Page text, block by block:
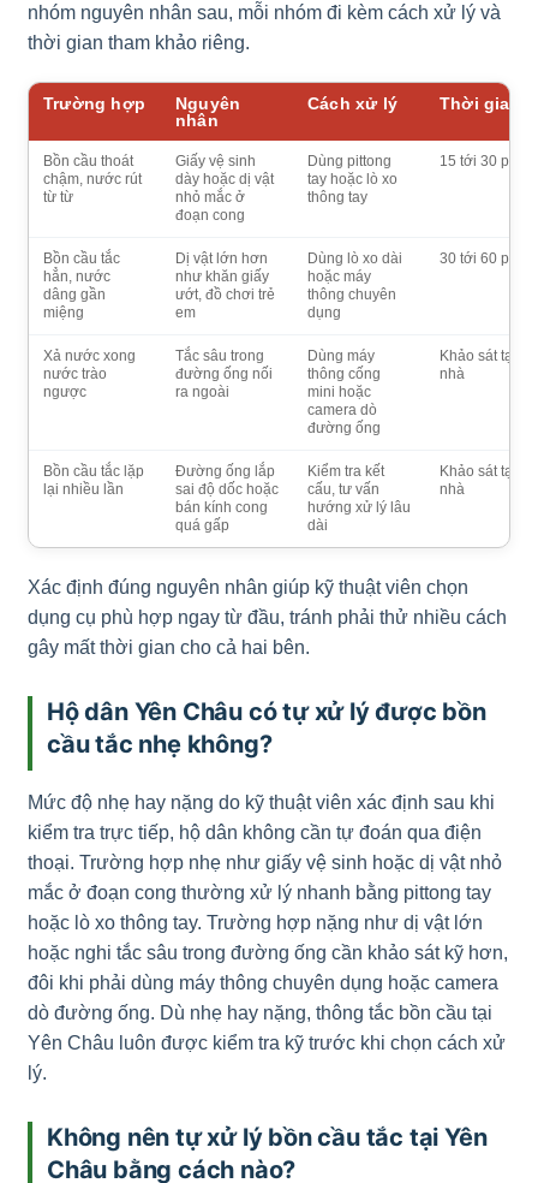
nhóm nguyên nhân sau, mỗi nhóm đi kèm cách xử lý và
thời gian tham khảo riêng.
Trường hợp
Nguyên
nhân
Cách xử lý Thời gian
Bồn cầu thoát
chậm, nước rút
từ từ
Giấy vệ sinh
dày hoặc dị vật
nhỏ mắc ở
đoạn cong
Dùng pittong
tay hoặc lò xo
thông tay
15 tới 30 phút
Bồn cầu tắc
hẳn, nước
dâng gần
miệng
Dị vật lớn hơn
như khăn giấy
ướt, đồ chơi trẻ
em
Dùng lò xo dài
hoặc máy
thông chuyên
dụng
30 tới 60 phút
Xả nước xong
nước trào
ngược
Tắc sâu trong
đường ống nối
ra ngoài
Dùng máy
thông cống
mini hoặc
camera dò
đường ống
Khảo sát tại
nhà
Bồn cầu tắc lặp
lại nhiều lần
Đường ống lắp
sai độ dốc hoặc
bán kính cong
quá gấp
Kiểm tra kết
cấu, tư vấn
hướng xử lý lâu
dài
Khảo sát tại
nhà
Xác định đúng nguyên nhân giúp kỹ thuật viên chọn
dụng cụ phù hợp ngay từ đầu, tránh phải thử nhiều cách
gây mất thời gian cho cả hai bên.
Hộ dân Yên Châu có tự xử lý được bồn
cầu tắc nhẹ không?
Mức độ nhẹ hay nặng do kỹ thuật viên xác định sau khi
kiểm tra trực tiếp, hộ dân không cần tự đoán qua điện
thoại. Trường hợp nhẹ như giấy vệ sinh hoặc dị vật nhỏ
mắc ở đoạn cong thường xử lý nhanh bằng pittong tay
hoặc lò xo thông tay. Trường hợp nặng như dị vật lớn
hoặc nghi tắc sâu trong đường ống cần khảo sát kỹ hơn,
đôi khi phải dùng máy thông chuyên dụng hoặc camera
dò đường ống. Dù nhẹ hay nặng, thông tắc bồn cầu tại
Yên Châu luôn được kiểm tra kỹ trước khi chọn cách xử
lý.
Không nên tự xử lý bồn cầu tắc tại Yên
Châu bằng cách nào?